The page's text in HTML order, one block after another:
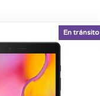
En tránsito